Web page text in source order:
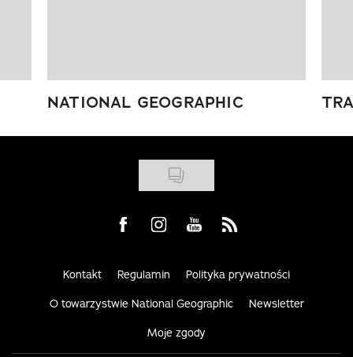
NATIONAL GEOGRAPHIC
Visit us on Facebook
Visit us on Instagram
Visit us on Youtube
Visit us on Rss
Kontakt Regulamin Polityka prywatności
O towarzystwie National Geographic Newsletter
Moje zgody